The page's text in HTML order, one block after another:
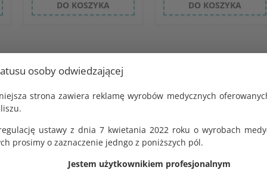
osoby odwiedzającej
strona zawiera reklamę wyrobów medycznych
ustawy z dnia 7 kwietania 2022 roku o wyrobach
prosimy o zaznaczenie jedngo z poniższych pól.
Jestem użytkownikiem profesjonalnym
DO KOSZYKA DO KOSZYKA